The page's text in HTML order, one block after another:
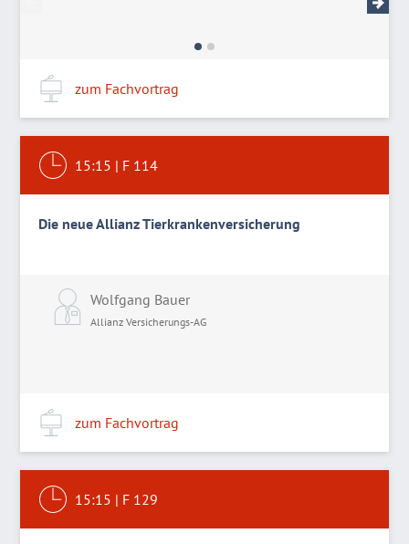
zum Fachvortrag
15:15 | F 114
Die neue Allianz Tierkrankenversicherung
Wolfgang Bauer
Allianz Versicherungs-AG
zum Fachvortrag
15:15 | F 129